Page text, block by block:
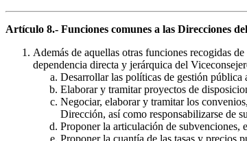
Artículo 8.- Funciones comunes a las Direcciones
Además de aquellas otras funciones recogidas
dependencia directa y jerárquica del
Desarrollar las políticas de gestión pública
Elaborar y tramitar proyectos de
Negociar, elaborar y tramitar los
Dirección, así como responsabilizarse de
Proponer la articulación de subvenciones,
Proponer la cuantía de las tasas y precios